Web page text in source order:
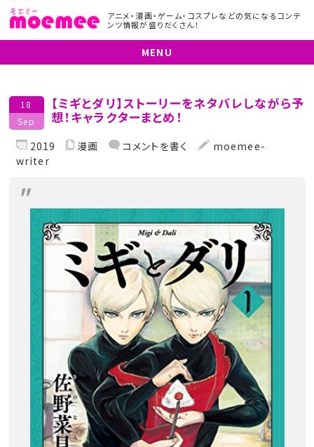
アニメ・漫画・ゲーム・コスプレなどの気になるコンテ
ンツ情報が盛りだくさん！
MENU
18
Sep
【ミギとダリ】ストーリーをネタバレしながら予
想！キャラクターまとめ！
2019 漫画 コメントを書く
moemee-
writer